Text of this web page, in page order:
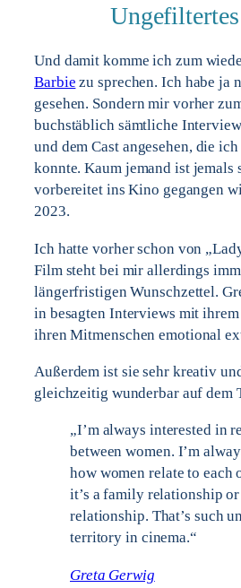
Und damit komme ich zum
Barbie zu sprechen. Ich habe ja
gesehen. Sondern mir vorher
buchstäblich sämtliche
und dem Cast angesehen, die
konnte. Kaum jemand ist jemals
vorbereitet ins Kino gegangen
2023.
Ich hatte vorher schon von
Film steht bei mir allerdings
längerfristigen Wunschzettel.
in besagten Interviews mit
ihren Mitmenschen emotional
Außerdem ist sie sehr kreativ
gleichzeitig wunderbar auf dem
„I’m always interested in
between women. I’m
how women relate to each
it’s a family relationship
relationship. That’s such
territory in cinema.“
Greta Gerwig